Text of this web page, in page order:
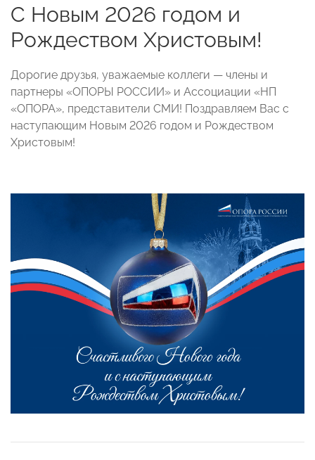
C Новым 2026 годом и
Рождеством Христовым!
Дорогие друзья, уважаемые коллеги — члены и
партнеры «ОПОРЫ РОССИИ» и Ассоциации «НП
«ОПОРА», представители СМИ! Поздравляем Вас с
наступающим Новым 2026 годом и Рождеством
Христовым!